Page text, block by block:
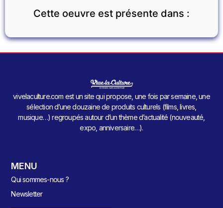
Cette oeuvre est présente dans :
vivelaculture.com est un site qui propose, une fois par semaine, une
sélection d’une douzaine de produits culturels (films, livres,
musique…) regroupés autour d’un thème d’actualité (nouveauté,
expo, anniversaire…).
MENU
Qui sommes-nous ?
Newsletter